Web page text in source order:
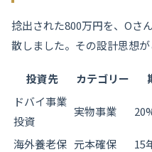
捻出された800万円を、Oさ
散しました。その設計思想が
投資先 カテゴリー
ドバイ事業
投資
実物事業
海外養老保 元本確保
15